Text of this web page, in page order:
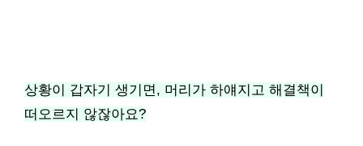
상황이 갑자기 생기면, 머리가 하얘지고 해결책이
떠오르지 않잖아요?